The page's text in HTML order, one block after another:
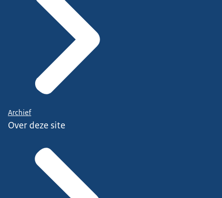
Archief
Over deze site